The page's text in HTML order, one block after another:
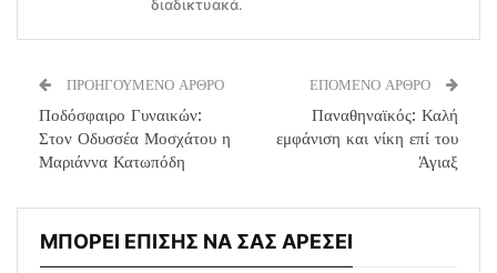
διαδικτυακά.
ΠΡΟΗΓΟΥΜΕΝΟ ΑΡΘΡΟ
Ποδόσφαιρο Γυναικών:
Στον Οδυσσέα Μοσχάτου η
Μαριάννα Κατωπόδη
ΕΠΟΜΕΝΟ ΑΡΘΡΟ
Παναθηναϊκός: Καλή
εμφάνιση και νίκη επί του
Άγιαξ
ΜΠΟΡΕΙ ΕΠΙΣΗΣ ΝΑ ΣΑΣ ΑΡΕΣΕΙ